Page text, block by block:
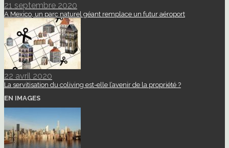
21 septembre 2020
A Mexico, un parc naturel géant remplace un futur aéroport
22 avril 2020
La servitisation du coliving est-elle l’avenir de la propriété ?
EN IMAGES